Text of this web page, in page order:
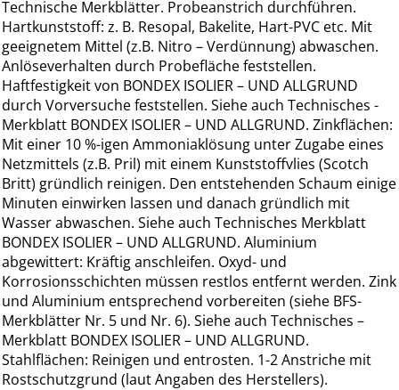
Technische Merkblätter. Probeanstrich durchführen.
Hartkunststoff: z. B. Resopal, Bakelite, Hart-PVC etc. Mit
geeignetem Mittel (z.B. Nitro – Verdünnung) abwaschen.
Anlöseverhalten durch Probefläche feststellen.
Haftfestigkeit von BONDEX ISOLIER – UND ALLGRUND
durch Vorversuche feststellen. Siehe auch Technisches -
Merkblatt BONDEX ISOLIER – UND ALLGRUND. Zinkflächen:
Mit einer 10 %-igen Ammoniaklösung unter Zugabe eines
Netzmittels (z.B. Pril) mit einem Kunststoffvlies (Scotch
Britt) gründlich reinigen. Den entstehenden Schaum einige
Minuten einwirken lassen und danach gründlich mit
Wasser abwaschen. Siehe auch Technisches Merkblatt
BONDEX ISOLIER – UND ALLGRUND. Aluminium
abgewittert: Kräftig anschleifen. Oxyd- und
Korrosionsschichten müssen restlos entfernt werden. Zink
und Aluminium entsprechend vorbereiten (siehe BFS-
Merkblätter Nr. 5 und Nr. 6). Siehe auch Technisches –
Merkblatt BONDEX ISOLIER – UND ALLGRUND.
Stahlflächen: Reinigen und entrosten. 1-2 Anstriche mit
Rostschutzgrund (laut Angaben des Herstellers).